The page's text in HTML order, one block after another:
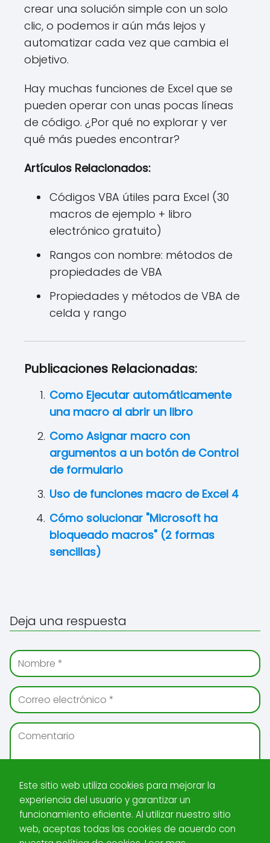
crear una solución simple con un solo
clic, o podemos ir aún más lejos y
automatizar cada vez que cambia el
objetivo.
Hay muchas funciones de Excel que se
pueden operar con unas pocas líneas
de código. ¿Por qué no explorar y ver
qué más puedes encontrar?
Artículos Relacionados:
Códigos VBA útiles para Excel (30
macros de ejemplo + libro
electrónico gratuito)
Rangos con nombre: métodos de
propiedades de VBA
Propiedades y métodos de VBA de
celda y rango
Publicaciones Relacionadas:
Como Ejecutar automáticamente
una macro al abrir un libro
Como Asignar macro con
argumentos a un botón de Control
de formulario
Uso de funciones macro de Excel 4
Cómo solucionar "Microsoft ha
bloqueado macros" (2 formas
sencillas)
Deja una respuesta
Este sitio web utiliza cookies para mejorar la
experiencia del usuario y garantizar un
funcionamiento eficiente. Al utilizar nuestro sitio
web, aceptas todas las cookies de acuerdo con